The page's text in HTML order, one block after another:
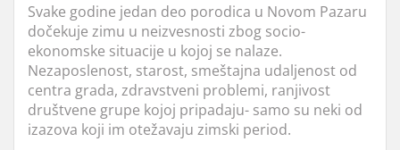
Svake godine jedan deo porodica u Novom Pazaru
dočekuje zimu u neizvesnosti zbog socio-
ekonomske situacije u kojoj se nalaze.
Nezaposlenost, starost, smeštajna udaljenost od
centra grada, zdravstveni problemi, ranjivost
društvene grupe kojoj pripadaju- samo su neki od
izazova koji im otežavaju zimski period.